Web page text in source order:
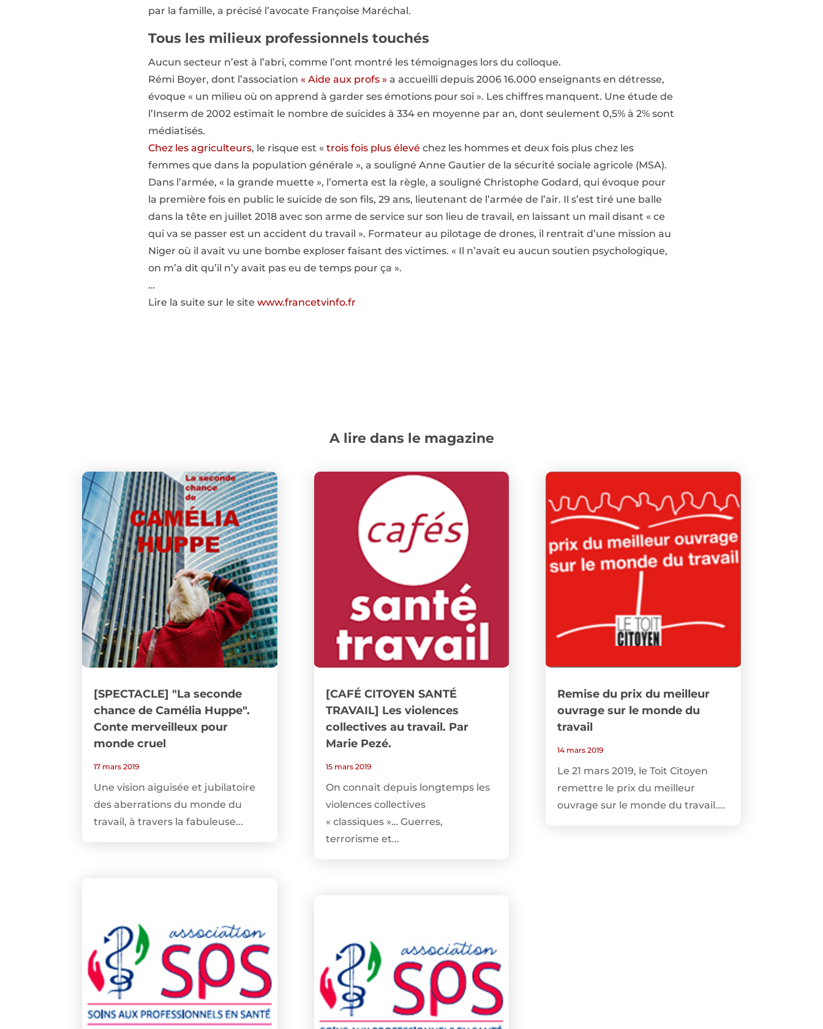
par la famille, a précisé l’avocate Françoise Maréchal.
Tous les milieux professionnels touchés
Aucun secteur n’est à l’abri, comme l’ont montré les témoignages lors du colloque.
Rémi Boyer, dont l’association « Aide aux profs »a accueilli depuis 2006 16.000 enseignants en détresse,
évoque « un milieu où on apprend à garder ses émotions pour soi ». Les chiffres manquent. Une étude de
l’Inserm de 2002 estimait le nombre de suicides à 334 en moyenne par an, dont seulement 0,5% à 2% sont
médiatisés.
Chez les agriculteurs, le risque est « trois fois plus élevé chez les hommes et deux fois plus chez les
femmes que dans la population générale », a souligné Anne Gautier de la sécurité sociale agricole (MSA).
Dans l’armée, « la grande muette », l’omerta est la règle, a souligné Christophe Godard, qui évoque pour
la première fois en public le suicide de son fils, 29 ans, lieutenant de l’armée de l’air. Il s’est tiré une balle
dans la tête en juillet 2018 avec son arme de service sur son lieu de travail, en laissant un mail disant « ce
qui va se passer est un accident du travail ». Formateur au pilotage de drones, il rentrait d’une mission au
Niger où il avait vu une bombe exploser faisant des victimes. « Il n’avait eu aucun soutien psychologique,
on m’a dit qu’il n’y avait pas eu de temps pour ça ».
…
Lire la suite sur le site www.francetvinfo.fr
A lire dans le magazine
[SPECTACLE] "La seconde
chance de Camélia Huppe".
Conte merveilleux pour
monde cruel
17 mars 2019
Une vision aiguisée et jubilatoire
des aberrations du monde du
travail, à travers la fabuleuse...
[CAFÉ CITOYEN SANTÉ
TRAVAIL] Les violences
collectives au travail. Par
Marie Pezé.
15 mars 2019
On connait depuis longtemps les
violences collectives
« classiques »… Guerres,
terrorisme et...
Remise du prix du meilleur
ouvrage sur le monde du
travail
14 mars 2019
Le 21 mars 2019, le Toit Citoyen
remettre le prix du meilleur
ouvrage sur le monde du travail....